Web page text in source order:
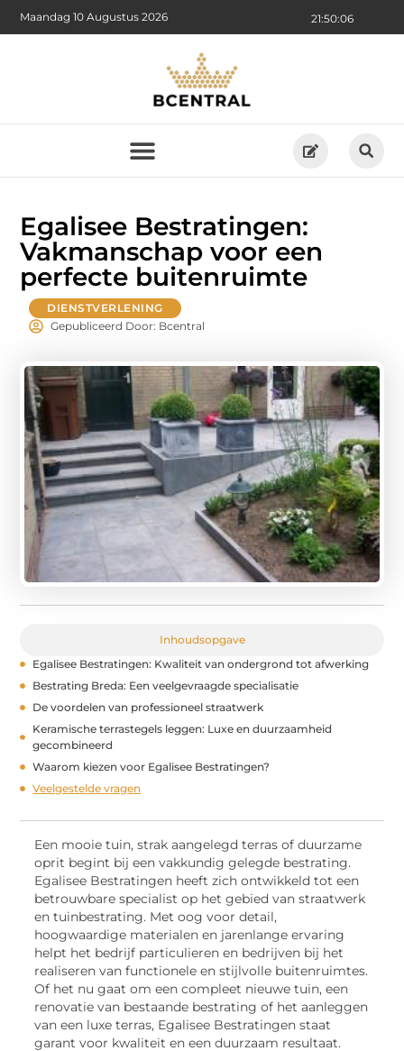
21:50:07
Maandag 10 Augustus 2026
Egalisee Bestratingen:
Vakmanschap voor een
perfecte buitenruimte
DIENSTVERLENING
Gepubliceerd Door: Bcentral
Inhoudsopgave
Egalisee Bestratingen: Kwaliteit van ondergrond tot afwerking
Bestrating Breda: Een veelgevraagde specialisatie
De voordelen van professioneel straatwerk
Keramische terrastegels leggen: Luxe en duurzaamheid
gecombineerd
Waarom kiezen voor Egalisee Bestratingen?
Veelgestelde vragen
Een mooie tuin, strak aangelegd terras of duurzame
oprit begint bij een vakkundig gelegde bestrating.
Egalisee Bestratingen heeft zich ontwikkeld tot een
betrouwbare specialist op het gebied van straatwerk
en tuinbestrating. Met oog voor detail,
hoogwaardige materialen en jarenlange ervaring
helpt het bedrijf particulieren en bedrijven bij het
realiseren van functionele en stijlvolle buitenruimtes.
Of het nu gaat om een compleet nieuwe tuin, een
renovatie van bestaande bestrating of het aanleggen
van een luxe terras, Egalisee Bestratingen staat
garant voor kwaliteit en een duurzaam resultaat.